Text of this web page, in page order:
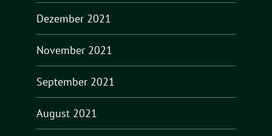
Dezember 2021
November 2021
September 2021
August 2021